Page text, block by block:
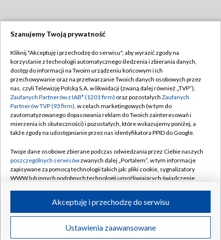
TVP
Abonament TVP
Emisja w TVP
Centrum informacji TVP
Naziemna Telewizja Cyfrowa
Rada Programowa
System NOS
Informacje o nadawcy
Program dla prasy
Ogłoszenie przetargowe
Regulamin TVP
Polityka prywatności
Moje zgody
Pomoc
Kontakt
Kanały
©2026 Telewizja Polska S.A. w likwidacji
Szanujemy Twoją prywatność
Kliknij "Akceptuję i przechodzę do serwisu", aby wyrazić zgody na
korzystanie z technologii automatycznego śledzenia i zbierania danych,
dostęp do informacji na Twoim urządzeniu końcowym i ich
przechowywanie oraz na przetwarzanie Twoich danych osobowych przez
nas, czyli Telewizję Polską S.A. w likwidacji (zwaną dalej również „TVP”),
Zaufanych Partnerów z IAB* (1201 firm) oraz pozostałych Zaufanych
Partnerów TVP (93 firm), w celach marketingowych (w tym do
zautomatyzowanego dopasowania reklam do Twoich zainteresowań i
mierzenia ich skuteczności) i pozostałych, które wskazujemy poniżej, a
także zgody na udostępnianie przez nas identyfikatora PPID do Google.
Twoje dane osobowe zbierane podczas odwiedzania przez Ciebie naszych
poszczególnych serwisówzwanych dalej „Portalem”, w tym informacje
zapisywane za pomocą technologii takich jak: pliki cookie, sygnalizatory
WWW lub innych podobnych technologii umożliwiających świadczenie
ruchu w Internecie.
Twoje dane osobowe zbierane podczas odwiedzania przez Ciebie
poszczególnych serwisówna Portalu, takie jak adresy IP, identyfikatory
Ustawienia zaawansowane
Akceptuję i przechodzę do serwisu